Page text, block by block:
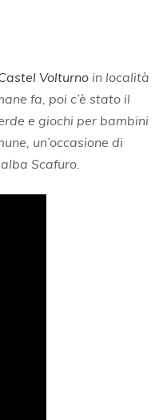
Volturno in località
fa, poi c’è stato il
e giochi per bambini
un’occasione di
Scafuro.